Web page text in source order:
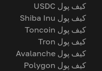
کیف پول USDC
کیف پول Shiba Inu
کیف پول Toncoin
کیف پول Tron
کیف پول Avalanche
کیف پول Polygon